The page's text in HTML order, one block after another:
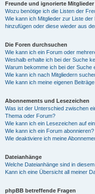
Freunde und ignorierte Mitglieder
Wozu benötige ich die Listen der
Wie kann ich Mitglieder zur Liste
hinzufügen oder diese wieder aus
Die Foren durchsuchen
Wie kann ich ein Forum oder
Weshalb erhalte ich bei der Suche
Warum bekomme ich bei der Suche
Wie kann ich nach Mitgliedern
Wie kann ich meine eigenen
Abonnements und Lesezeichen
Was ist der Unterschied zwischen
Thema oder Forum?
Wie kann ich ein Lesezeichen auf
Wie kann ich ein Forum abonnieren?
Wie deaktiviere ich meine
Dateianhänge
Welche Dateianhänge sind in
Kann ich eine Übersicht all meiner
phpBB betreffende Fragen